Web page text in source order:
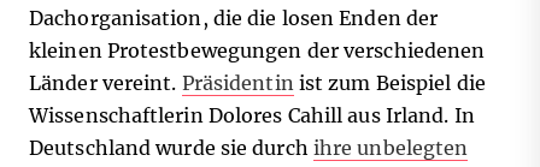
Dachorganisation, die die losen Enden der
kleinen Protestbewegungen der verschiedenen
Länder vereint. Präsidentinist zum Beispiel die
Wissenschaftlerin Dolores Cahill aus Irland. In
Deutschland wurde sie durch ihre unbelegten